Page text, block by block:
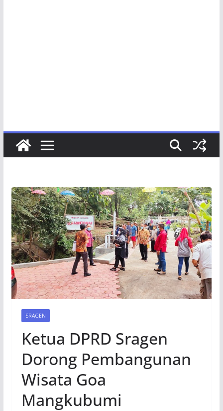
SRAGEN
Ketua DPRD Sragen
Dorong Pembangunan
Wisata Goa
Mangkubumi